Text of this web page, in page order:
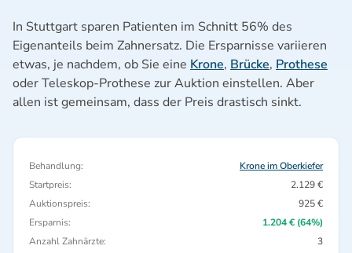
In Stuttgart sparen Patienten im Schnitt 56% des
Eigenanteils beim Zahnersatz. Die Ersparnisse variieren
etwas, je nachdem, ob Sie eine Krone, Brücke, Prothese
oder Teleskop-Prothese zur Auktion einstellen. Aber
allen ist gemeinsam, dass der Preis drastisch sinkt.
Behandlung:
Krone im Oberkiefer
Startpreis:
2.129 €
Auktionspreis:
925 €
Ersparnis:
1.204 € (64%)
Anzahl Zahnärzte:
3